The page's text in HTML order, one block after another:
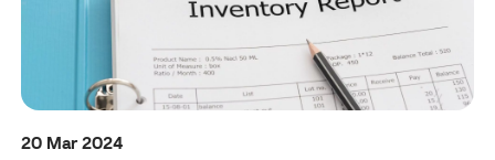
20 Mar 2024